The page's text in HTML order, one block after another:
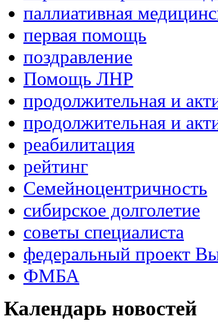
паллиативная
первая помощь
поздравление
Помощь ЛНР
продолжительная и
продолжительная и
реабилитация
рейтинг
Семейноцентричность
сибирское долголетие
советы специалиста
федеральный проект
ФМБА
Календарь новостей